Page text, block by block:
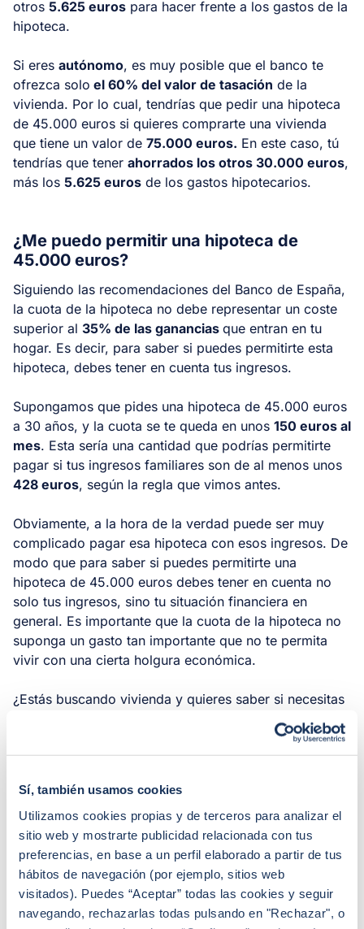
Sí, también usamos cookies
Utilizamos cookies propias y de terceros para analizar el
sitio web y mostrarte publicidad relacionada con tus
preferencias, en base a un perfil elaborado a partir de tus
hábitos de navegación (por ejemplo, sitios web
visitados). Puedes “Aceptar” todas las cookies y seguir
navegando, rechazarlas todas pulsando en "Rechazar", o
otros 5.625 euros para hacer frente a los gastos de la
hipoteca.
Si eres autónomo, es muy posible que el banco te
ofrezca solo el 60% del valor de tasación de la
vivienda. Por lo cual, tendrías que pedir una hipoteca
de 45.000 euros si quieres comprarte una vivienda
que tiene un valor de 75.000 euros. En este caso, tú
tendrías que tener ahorrados los otros 30.000 euros,
más los 5.625 euros de los gastos hipotecarios.
¿Me puedo permitir una hipoteca de
45.000 euros?
Siguiendo las recomendaciones del Banco de España,
la cuota de la hipoteca no debe representar un coste
superior al 35% de las ganancias que entran en tu
hogar. Es decir, para saber si puedes permitirte esta
hipoteca, debes tener en cuenta tus ingresos.
Supongamos que pides una hipoteca de 45.000 euros
a 30 años, y la cuota se te queda en unos 150 euros al
mes. Esta sería una cantidad que podrías permitirte
pagar si tus ingresos familiares son de al menos unos
428 euros, según la regla que vimos antes.
Obviamente, a la hora de la verdad puede ser muy
complicado pagar esa hipoteca con esos ingresos. De
modo que para saber si puedes permitirte una
hipoteca de 45.000 euros debes tener en cuenta no
solo tus ingresos, sino tu situación financiera en
general. Es importante que la cuota de la hipoteca no
suponga un gasto tan importante que no te permita
vivir con una cierta holgura económica.
¿Estás buscando vivienda y quieres saber si necesitas
simulador
y haz la comprobación.
Hipoteca de 500.000 euros
Hipoteca de 400.000 euros
Hipoteca de 300.000 euros
Hipoteca de 200.000 euros